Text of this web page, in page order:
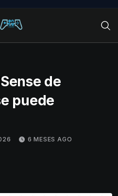
de
puede
6 MESES AGO